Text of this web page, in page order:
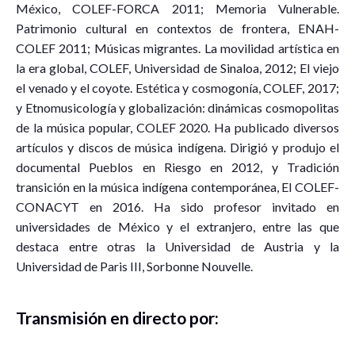
México, COLEF-FORCA 2011; Memoria Vulnerable.
Patrimonio cultural en contextos de frontera, ENAH-
COLEF 2011; Músicas migrantes. La movilidad artística en
la era global, COLEF, Universidad de Sinaloa, 2012; El viejo
el venado y el coyote. Estética y cosmogonía, COLEF, 2017;
y Etnomusicología y globalización: dinámicas cosmopolitas
de la música popular, COLEF 2020. Ha publicado diversos
artículos y discos de música indígena. Dirigió y produjo el
documental Pueblos en Riesgo en 2012, y Tradición
transición en la música indígena contemporánea, El COLEF-
CONACYT en 2016. Ha sido profesor invitado en
universidades de México y el extranjero, entre las que
destaca entre otras la Universidad de Austria y la
Universidad de Paris III, Sorbonne Nouvelle.
Transmisión en directo por: